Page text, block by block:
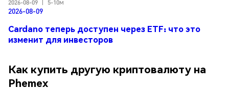
2026-08-09
5-10м
2026-08-09
Cardano теперь доступен через ETF: что это
изменит для инвесторов
Как купить другую криптовалюту на
Phemex